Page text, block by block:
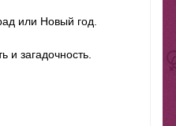
или Новый год.
и загадочность.